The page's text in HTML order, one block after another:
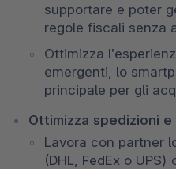
supportare e poter
regole fiscali senza
Ottimizza
emergenti, lo
principale per gli
Ottimizza spedizioni e
Lavora con partner
(DHL, FedEx o